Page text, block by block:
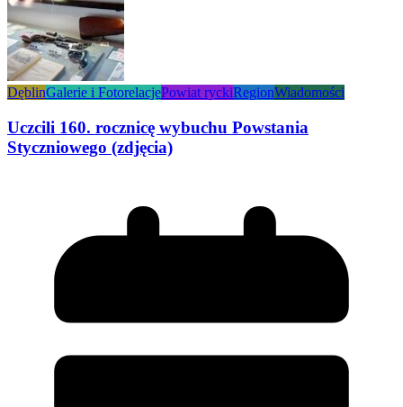
DęblinGalerie i FotorelacjePowiat ryckiRegionWiadomości
Uczcili 160. rocznicę wybuchu Powstania
Styczniowego (zdjęcia)